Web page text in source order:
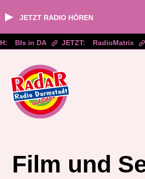
▶ JETZT RADIO HÖREN
BIs in DA JETZT: RadioMatrix
springen
Film und